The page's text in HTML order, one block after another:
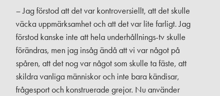
– Jag förstod att det var kontroversiellt, att det skulle
väcka uppmärksamhet och att det var lite farligt. Jag
förstod kanske inte att hela underhållnings-tv skulle
förändras, men jag insåg ändå att vi var något på
spåren, att det nog var något som skulle ta fäste, att
skildra vanliga människor och inte bara kändisar,
frågesport och konstruerade grejor. Nu använder